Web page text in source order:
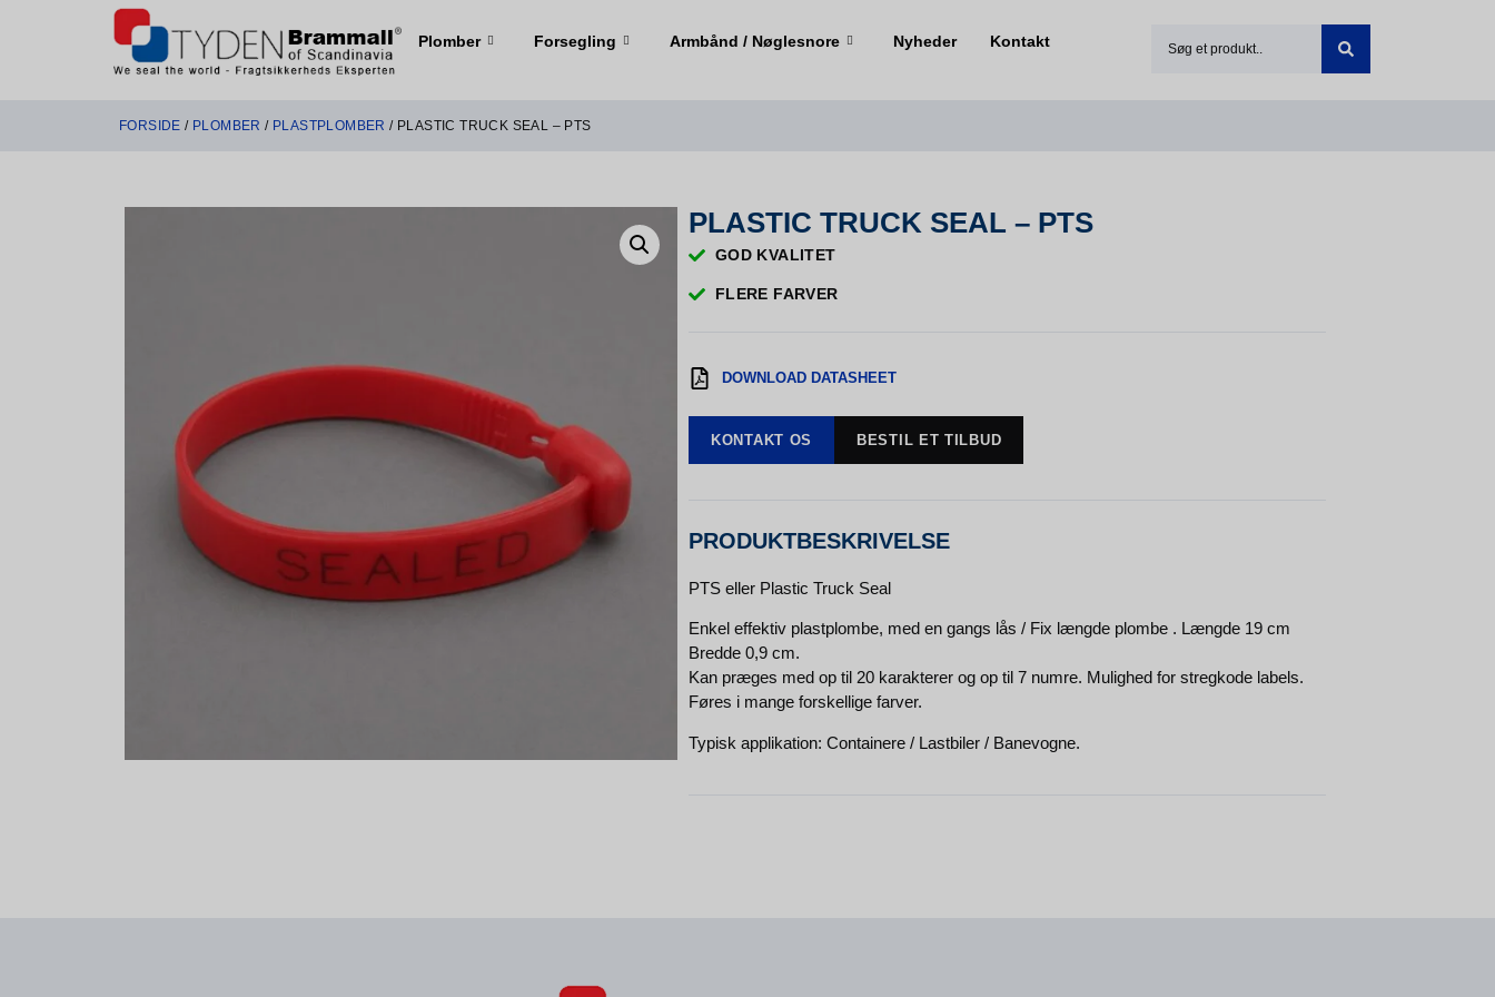
Plomber Forsegling Armbånd / Nøglesnore Nyheder Kontakt
FORSIDE / PLOMBER / PLASTPLOMBER / ​PLASTIC TRUCK SEAL – PTS
​PLASTIC TRUCK SEAL – PTS
GOD KVALITET
FLERE FARVER
DOWNLOAD DATASHEET
KONTAKT OS BESTIL ET TILBUD
PRODUKTBESKRIVELSE
PTS eller Plastic Truck Seal
Enkel effektiv plastplombe, med en gangs lås / Fix længde plombe . Længde 19 cm
Bredde 0,9 cm.
Kan præges med op til 20 karakterer og op til 7 numre. Mulighed for stregkode labels.
Føres i mange forskellige farver.
Typisk applikation: Containere / Lastbiler / Banevogne.